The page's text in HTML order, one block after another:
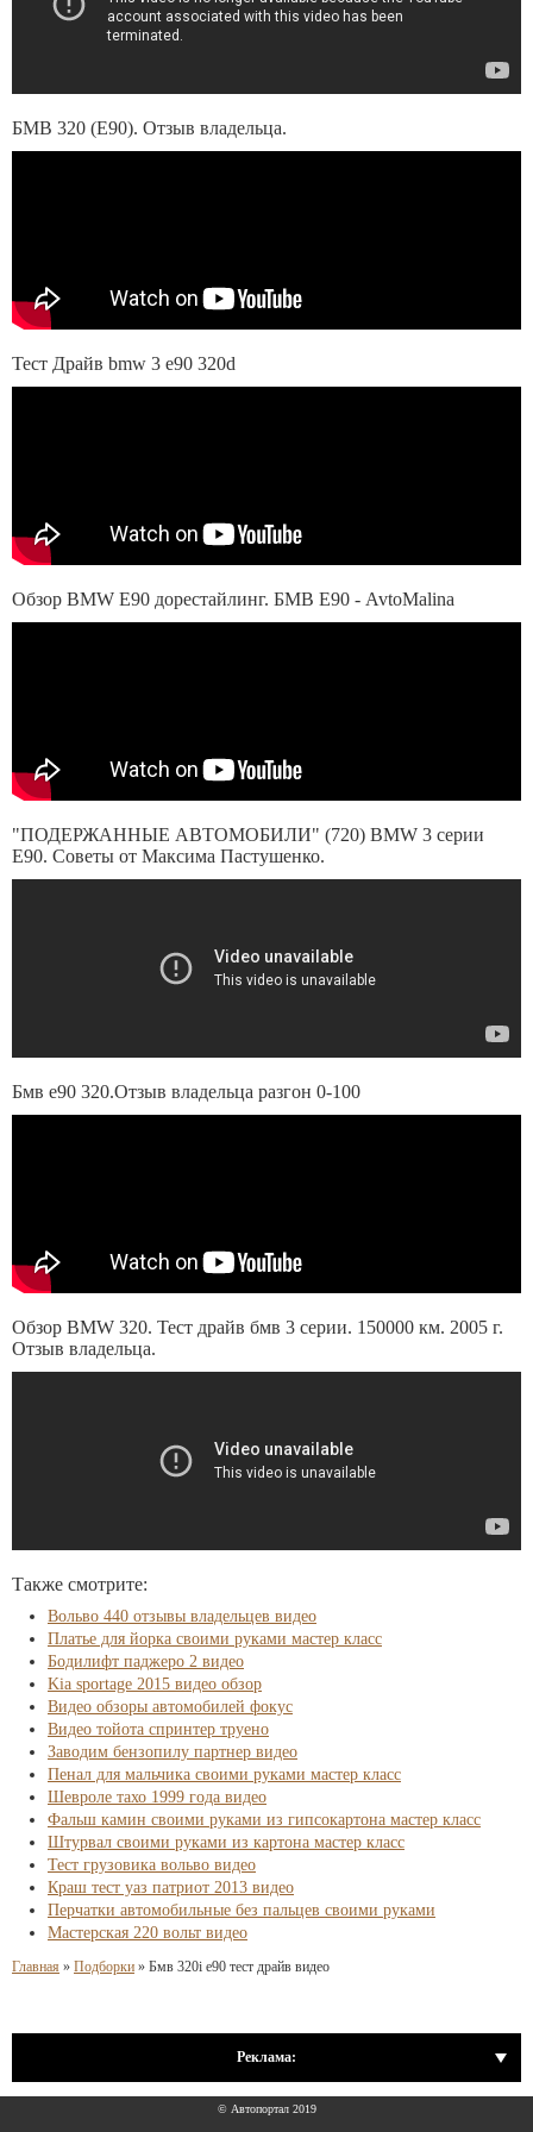
БМВ 320 (E90). Отзыв владельца.
Тест Драйв bmw 3 e90 320d
Обзор BMW E90 дорестайлинг. БМВ Е90 - AvtoMalina
"ПОДЕРЖАННЫЕ АВТОМОБИЛИ" (720) BMW 3 серии
Е90. Советы от Максима Пастушенко.
Бмв е90 320.Отзыв владельца разгон 0-100
Обзор BMW 320. Тест драйв бмв 3 серии. 150000 км. 2005 г.
Отзыв владельца.
Также смотрите:
Вольво 440 отзывы владельцев видео
Платье для йорка своими руками мастер класс
Бодилифт паджеро 2 видео
Kia sportage 2015 видео обзор
Видео обзоры автомобилей фокус
Видео тойота спринтер труено
Заводим бензопилу партнер видео
Пенал для мальчика своими руками мастер класс
Шевроле тахо 1999 года видео
Фальш камин своими руками из гипсокартона мастер класс
Штурвал своими руками из картона мастер класс
Тест грузовика вольво видео
Краш тест уаз патриот 2013 видео
Перчатки автомобильные без пальцев своими руками
Мастерская 220 вольт видео
Главная » Подборки » Бмв 320i е90 тест драйв видео
Реклама:
© Автопортал 2019